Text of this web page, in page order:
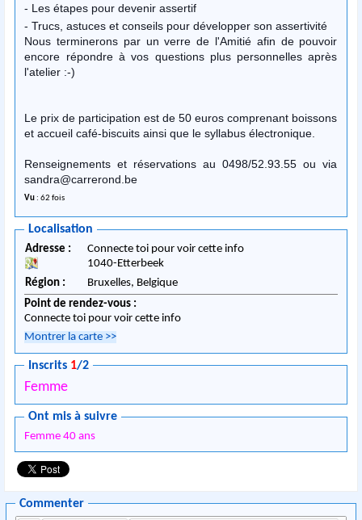
- Les étapes pour devenir assertif
- Trucs, astuces et conseils pour développer son assertivité
Nous terminerons par un verre de l'Amitié afin de pouvoir
encore répondre à vos questions plus personnelles après
l'atelier :-)
Le prix de participation est de 50 euros comprenant boissons
et accueil café-biscuits ainsi que le syllabus électronique.
Renseignements et réservations au 0498/52.93.55 ou via
sandra@carrerond.be
Vu : 62 fois
Localisation
Adresse :
Connecte toi pour voir cette info
1040-Etterbeek
Région :
Bruxelles, Belgique
Point de rendez-vous :
Connecte toi pour voir cette info
Montrer la carte >>
Inscrits 1/2
Femme
Ont mis à suivre
Femme 40 ans
Commenter